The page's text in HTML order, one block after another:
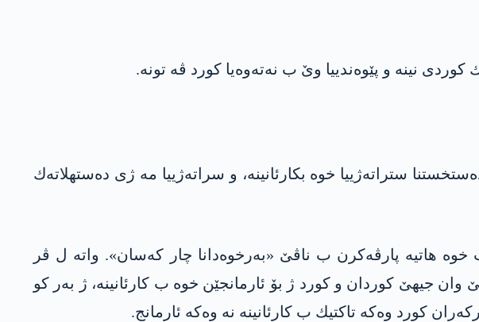
ستراته‌ژییا خوه‌ بکارئانینە، و سراته‌ژییا مه ‌ژى ده‌ستهلاته‌ك
خوه‌ هاتیه‌ پارڤه‌كرن ب ناڤێ «به‌رخوه‌دانا چار كه‌سان». واته‌ ل ڤر
وان جیهێ كوردان و كورد ژ بۆ ئارمانجێن خوه‌ ب كارئانینه‌، ژ به‌ر كو
كورد وه‌كه‌ تاكتیك ب كارئانینه‌ نه‌ وه‌كه‌ ئارمانج.